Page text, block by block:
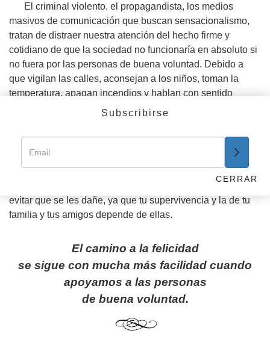
El criminal violento, el propagandista, los medios
masivos de comunicación que buscan sensacionalismo,
tratan de distraer nuestra atención del hecho firme y
cotidiano de que la sociedad no funcionaría en absoluto si
no fuera por las personas de buena voluntad. Debido a
que vigilan las calles, aconsejan a los niños, toman la
temperatura, apagan incendios y hablan con sentido
común y en voz baja, es posible que no nos demos cuenta
mantienen al mundo en marcha y al Hombre vivo sobre
esta Tierra.
Sin embargo se les puede atacar y se deberían
evitar que se les dañe, ya que tu supervivencia y la de tu
familia y tus amigos depende de ellas.
El camino a la felicidad
se sigue con mucha más facilidad cuando
apoyamos a las personas
de buena voluntad.
Subscribirse
CERRAR